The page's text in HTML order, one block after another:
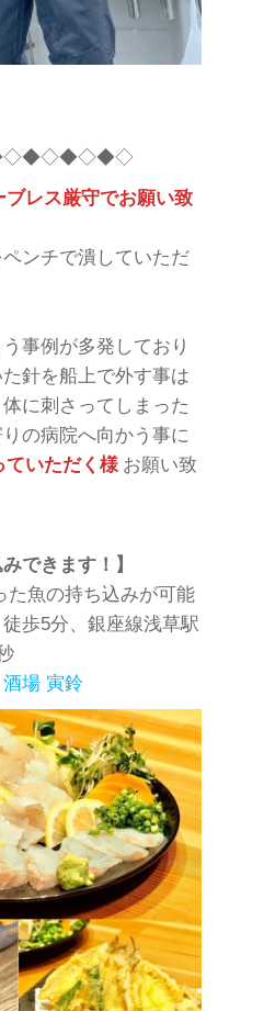
レス厳守でお願い致
ンチで潰していただ
事例が多発しており
針を船上で外す事は
に刺さってしまった
の病院へ向かう事に
ていただく様 お願い致
できます！】
た魚の持ち込みが可能
歩5分、銀座線浅草駅
酒場 寅鈴